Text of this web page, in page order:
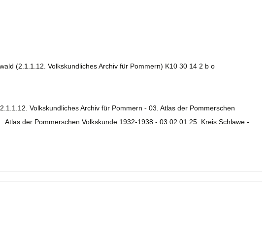
(2.1.1.12. Volkskundliches Archiv für Pommern) K10 30 14 2 b o
Volkskundliches Archiv für Pommern - 03. Atlas der Pommerschen
Atlas der Pommerschen Volkskunde 1932-1938 - 03.02.01.25. Kreis Schlawe -